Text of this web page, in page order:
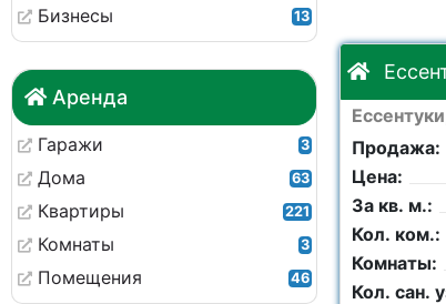
Бизнесы 13
Аренда
Гаражи 3
Дома 63
Квартиры 221
Комнаты 3
Помещения 46
Продажа:
Цена:
За кв. м.:
Кол. ком.:
Комнаты:
Кол. сан.